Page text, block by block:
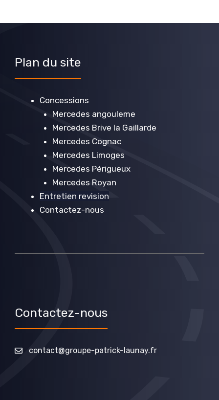
Plan du site
Concessions
Mercedes angouleme
Mercedes Brive la Gaillarde
Mercedes Cognac
Mercedes Limoges
Mercedes Périgueux
Mercedes Royan
Entretien revision
Contactez-nous
Contactez-nous
contact@groupe-patrick-launay.fr